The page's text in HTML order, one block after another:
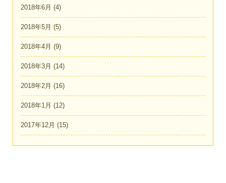
2018年6月 (4)
2018年5月 (5)
2018年4月 (9)
2018年3月 (14)
2018年2月 (16)
2018年1月 (12)
2017年12月 (15)